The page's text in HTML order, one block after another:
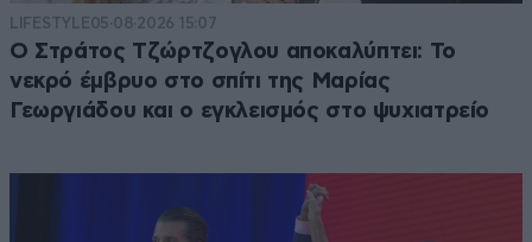
LIFESTYLE05·08·2026 15:07
Ο Στράτος Τζώρτζογλου αποκαλύπτει: Το
νεκρό έμβρυο στο σπίτι της Μαρίας
Γεωργιάδου και ο εγκλεισμός στο ψυχιατρείο